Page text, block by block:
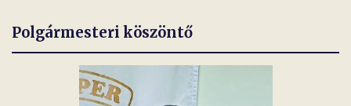
Polgármesteri köszöntő